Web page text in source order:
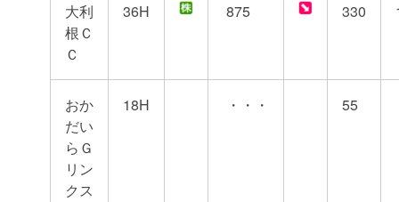
大利
根Ｃ
Ｃ
36H 875 330
おか
だい
らＧ
リン
クス
18H ・・・ 55